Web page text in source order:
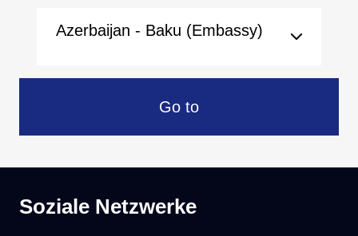
Azerbaijan - Baku (Embassy)
Go to
Soziale Netzwerke